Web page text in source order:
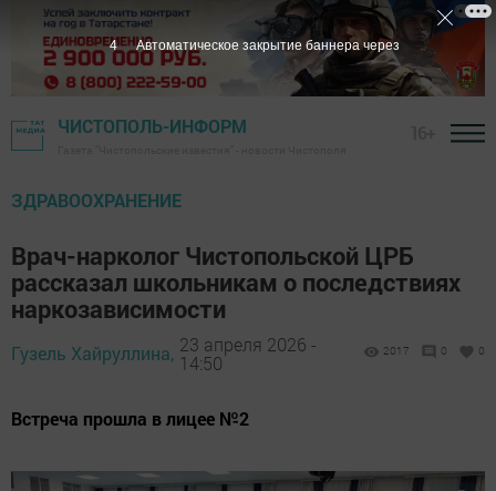
ЧИСТОПОЛЬ-ИНФОРМ
ЗДРАВООХРАНЕНИЕ
Врач-нарколог Чистопольской ЦРБ
рассказал школьникам о последствиях
наркозависимости
Гузель Хайруллина, 23 апреля 2026 -
14:50
2017 0 0
Встреча прошла в лицее №2
3 Автоматическое закрытие баннера через